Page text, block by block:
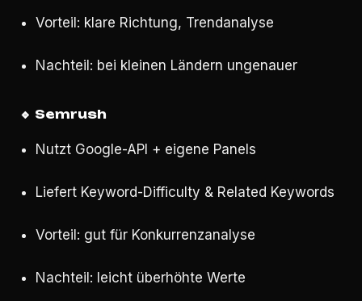
Vorteil: klare Richtung, Trendanalyse
Nachteil: bei kleinen Ländern ungenauer
🔹 Semrush
Nutzt Google-API + eigene Panels
Liefert Keyword-Difficulty & Related Keywords
Vorteil: gut für Konkurrenzanalyse
Nachteil: leicht überhöhte Werte